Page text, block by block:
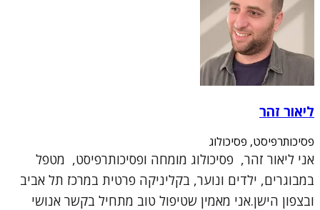
ליאור זהר
פסיכותרפיסט, פסיכולוג
אני ליאור זהר, פסיכולוג מומחה ופסיכותרפיסט, מטפל
במבוגרים, ילדים ונוער, בקליניקה פרטית במרכז תל אביב
ובצפון הישן.אני מאמין שטיפול טוב מתחיל בקשר אנושי